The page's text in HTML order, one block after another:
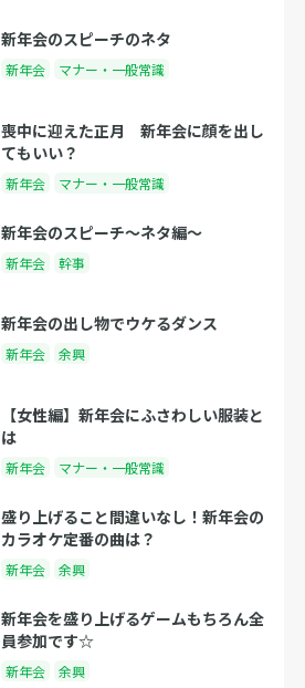
新年会のスピーチのネタ
新年会 マナー・一般常識
喪中に迎えた正月 新年会に顔を出し
てもいい？
新年会 マナー・一般常識
新年会のスピーチ〜ネタ編〜
新年会 幹事
新年会の出し物でウケるダンス
新年会 余興
【女性編】新年会にふさわしい服装と
は
新年会 マナー・一般常識
盛り上げること間違いなし！新年会の
カラオケ定番の曲は？
新年会 余興
新年会を盛り上げるゲームもちろん全
員参加です☆
新年会 余興